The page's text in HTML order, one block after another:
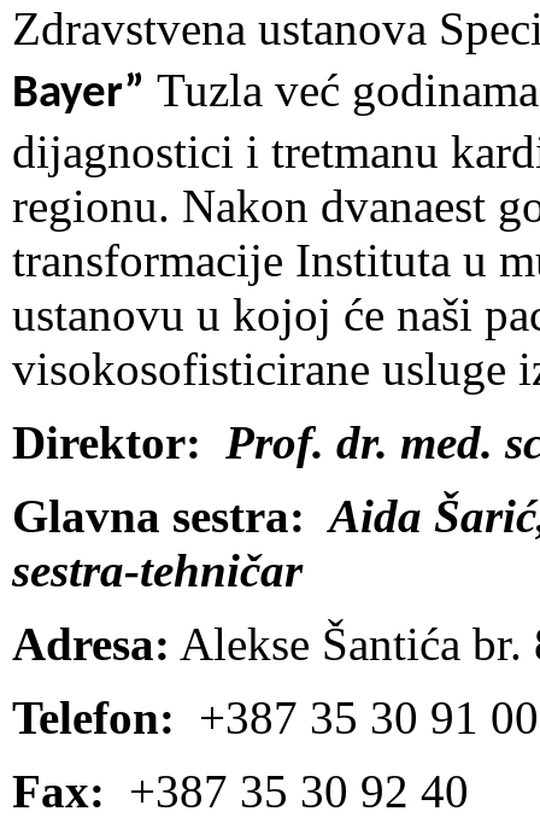
Zdravstvena ustanova
Bayer” Tuzla već
dijagnostici i tretmanu
regionu. Nakon dvanaest
transformacije Instituta u
ustanovu u kojoj će naši
visokosofisticirane usluge
Direktor: Prof. dr. med.
Glavna sestra:Aida
sestra-tehničar
Adresa: Alekse Šantića
Telefon: +387 35 30 91 00
Fax: +387 35 30 92 40